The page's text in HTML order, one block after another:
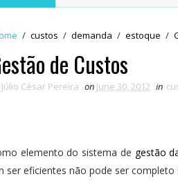
/ custos / demanda / estoque /
de Custos
Júlio César Pereira on June 30, 2012 in
elemento do sistema de gestão
ser eficientes não pode ser